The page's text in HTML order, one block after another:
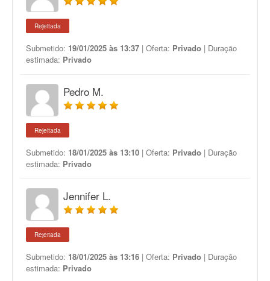
Rejeitada
Submetido: 19/01/2025 às 13:37 | Oferta: Privado | Duração
estimada: Privado
Pedro M.
Rejeitada
Submetido: 18/01/2025 às 13:10 | Oferta: Privado | Duração
estimada: Privado
Jennifer L.
Rejeitada
Submetido: 18/01/2025 às 13:16 | Oferta: Privado | Duração
estimada: Privado